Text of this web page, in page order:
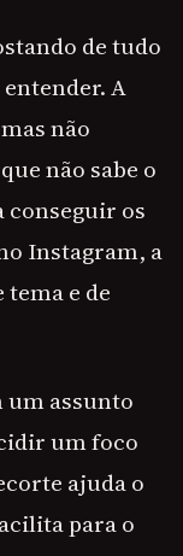
de tudo
A
não
não sabe o
conseguir os
Instagram, a
e de
um assunto
um foco
ajuda o
para o